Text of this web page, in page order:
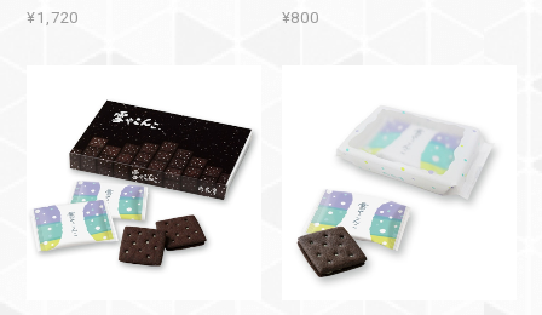
¥1,720 ¥800